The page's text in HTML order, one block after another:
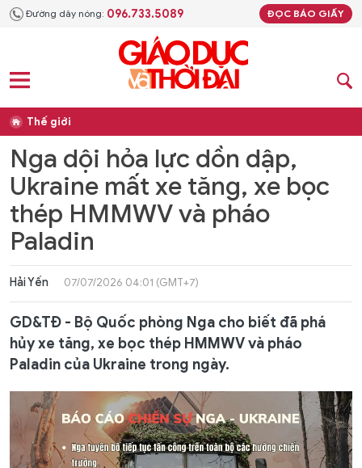
Đường dây nóng: 096.733.5089 ĐỌC BÁO GIẤY
Thế giới
Nga dội hỏa lực dồn dập,
Ukraine mất xe tăng, xe bọc
thép HMMWV và pháo
Paladin
Hải Yến 07/07/2026 04:01 (GMT+7)
GD&TĐ - Bộ Quốc phòng Nga cho biết đã phá
hủy xe tăng, xe bọc thép HMMWV và pháo
Paladin của Ukraine trong ngày.